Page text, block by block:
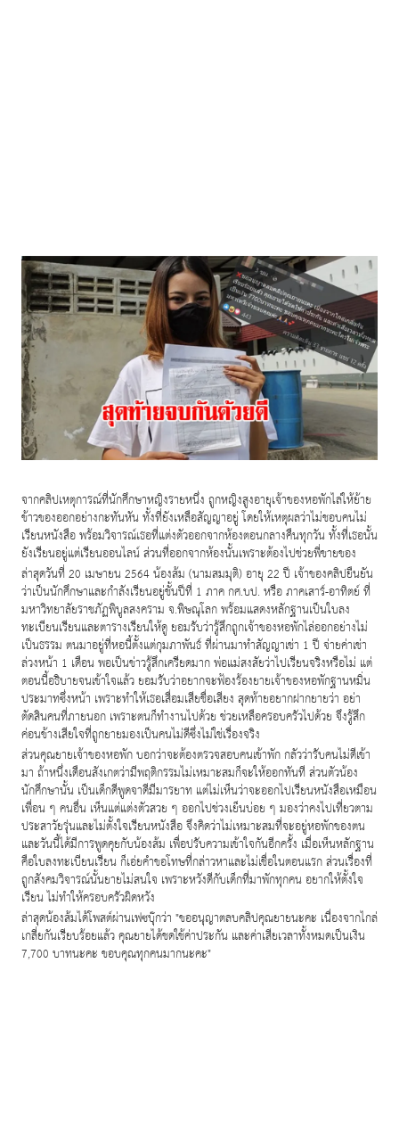
จากคลิปเหตุการณ์ที่นักศึกษาหญิงรายหนึ่ง ถูกหญิงสูงอายุเจ้าของหอพักไล่ให้ย้าย
ข้าวของออกอย่างกะทันหัน ทั้งที่ยังเหลือสัญญาอยู่ โดยให้เหตุผลว่าไม่ชอบคนไม่
เรียนหนังสือ พร้อมวิจารณ์เธอที่แต่งตัวออกจากห้องตอนกลางคืนทุกวัน ทั้งที่เธอนั้น
ยังเรียนอยู่แต่เรียนออนไลน์ ส่วนที่ออกจากห้องนั้นเพราะต้องไปช่วยพี่ขายของ
ล่าสุดวันที่ 20 เมษายน2564น้องส้ม (นามสมมุติ) อายุ 22 ปี เจ้าของคลิปยืนยัน
ว่าเป็นนักศึกษาและกำลังเรียนอยู่ชั้นปีที่ 1 ภาค กศ.บป. หรือ ภาคเสาร์-อาทิตย์ ที่
มหาวิทยาลัยราชภัฏพิบูลสงคราม จ.พิษณุโลก พร้อมแสดงหลักฐานเป็นใบลง
ทะเบียนเรียนและตารางเรียนให้ดู ยอมรับว่ารู้สึกถูกเจ้าของหอพักไล่ออกอย่างไม่
เป็นธรรม ตนมาอยู่ที่หอนี้ตั้งแต่กุมภาพันธ์ ที่ผ่านมาทำสัญญาเช่า 1 ปี จ่ายค่าเช่า
ล่วงหน้า 1 เดือน พอเป็นข่าวรู้สึกเครียดมาก พ่อแม่สงสัยว่าไปเรียนจริงหรือไม่ แต่
ตอนนี้อธิบายจนเข้าใจแล้ว ยอมรับว่าอยากจะฟ้องร้องยายเจ้าของหอพักฐานหมิ่น
ประมาทซึ่งหน้า เพราะทำให้เธอเสื่อมเสียชื่อเสียง สุดท้ายอยากฝากยายว่า อย่า
ตัดสินคนที่ภายนอก เพราะตนก็ทำงานไปด้วย ช่วยเหลือครอบครัวไปด้วย จึงรู้สึก
ค่อนข้างเสียใจที่ถูกยายมองเป็นคนไม่ดีซึ่งไม่ใช่เรื่องจริง
ส่วนคุณยายเจ้าของหอพัก บอกว่าจะต้องตรวจสอบคนเข้าพัก กลัวว่ารับคนไม่ดีเข้า
มา ถ้าหนึ่งเดือนสังเกตว่ามีพฤติกรรมไม่เหมาะสมก็จะให้ออกทันที ส่วนตัวน้อง
นักศึกษานั้น เป็นเด็กดีพูดจาดีมีมารยาท แต่ไม่เห็นว่าจะออกไปเรียนหนังสือเหมือน
เพื่อน ๆ คนอื่น เห็นแต่แต่งตัวสวย ๆ ออกไปช่วงเย็นบ่อย ๆ มองว่าคงไปเที่ยวตาม
ประสาวัยรุ่นและไม่ตั้งใจเรียนหนังสือ จึงคิดว่าไม่เหมาะสมที่จะอยู่หอพักของตน
และวันนี้ได้มีการพูดคุยกับน้องส้ม เพื่อปรับความเข้าใจกันอีกครั้ง เมื่อเห็นหลักฐาน
คือใบลงทะเบียนเรียน ก็เอ่ยคำขอโทษที่กล่าวหาและไม่เชื่อในตอนแรก ส่วนเรื่องที่
ถูกสังคมวิจารณ์นั้นยายไม่สนใจ เพราะหวังดีกับเด็กที่มาพักทุกคน อยากให้ตั้งใจ
เรียน ไม่ทำให้ครอบครัวผิดหวัง
ล่าสุดน้องส้มได้โพสต์ผ่านเฟซบุ๊กว่า "ขออนุญาตลบคลิปคุณยายนะคะ เนื่องจากไกล่
เกลี่ยกันเรียบร้อยแล้ว คุณยายได้ชดใช้ค่าประกัน และค่าเสียเวลาทั้งหมดเป็นเงิน
7,700 บาทนะคะ ขอบคุณทุกคนมากนะคะ"